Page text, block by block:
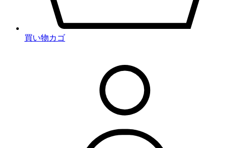
買い物カゴ